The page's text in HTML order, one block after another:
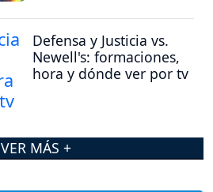
Defensa y Justicia vs.
Newell's: formaciones,
hora y dónde ver por tv
VER MÁS +